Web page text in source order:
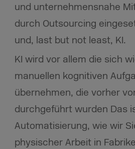
und unternehmensnahe
durch Outsourcing
und, last but not least, KI.
KI wird vor allem die sich
manuellen kognitiven
übernehmen, die vorher
durchgeführt wurden Das
Automatisierung, wie wir
physischer Arbeit in